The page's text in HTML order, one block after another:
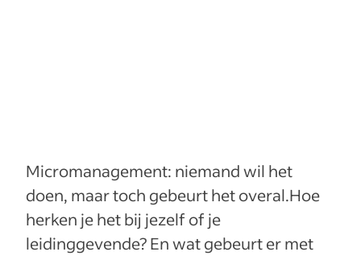
Micromanagement: niemand wil het
doen, maar toch gebeurt het overal.Hoe
herken je het bij jezelf of je
leidinggevende? En wat gebeurt er met